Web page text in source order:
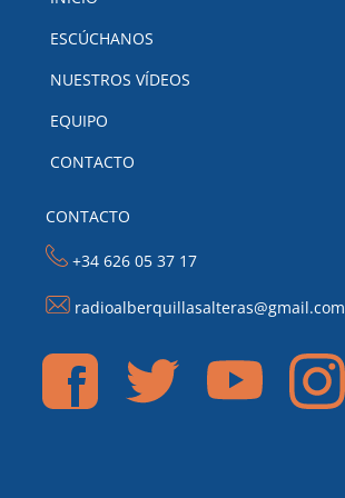
ESCÚCHANOS
NUESTROS VÍDEOS
EQUIPO
CONTACTO
CONTACTO
+34 626 05 37 17
radioalberquillasalteras@gmail.com